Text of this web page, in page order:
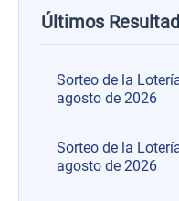
Últimos
Sorteo de la
agosto de 2026
Sorteo de la
agosto de 2026